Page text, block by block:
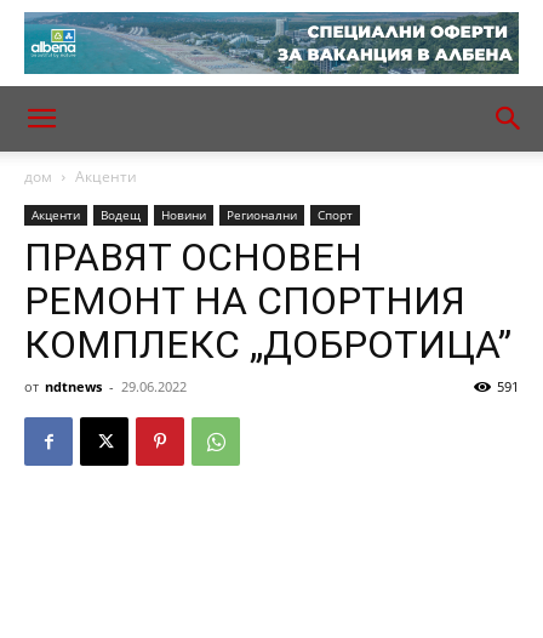
дом Акценти
Акценти Водещ Новини Регионални Спорт
ПРАВЯТ ОСНОВЕН
РЕМОНТ НА СПОРТНИЯ
КОМПЛЕКС „ДОБРОТИЦА”
от ndtnews - 29.06.2022 591